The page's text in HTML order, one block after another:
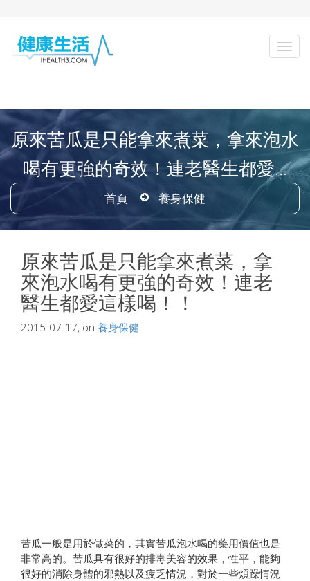
原來苦瓜是只能拿來煮菜，拿來泡水
喝有更強的奇效！連老醫生都愛...
首頁 養身保健
原來苦瓜是只能拿來煮菜，拿
來泡水喝有更強的奇效！連老
醫生都愛這樣喝！！
2015-07-17, on 養身保健
苦瓜一般是用於做菜的，其實苦瓜泡水喝的藥用價值也是
非常高的。苦瓜具有很好的排毒美容的效果，性平，能夠
很好的消除身體的邪熱以及疲乏情況，對於一些煩躁情況